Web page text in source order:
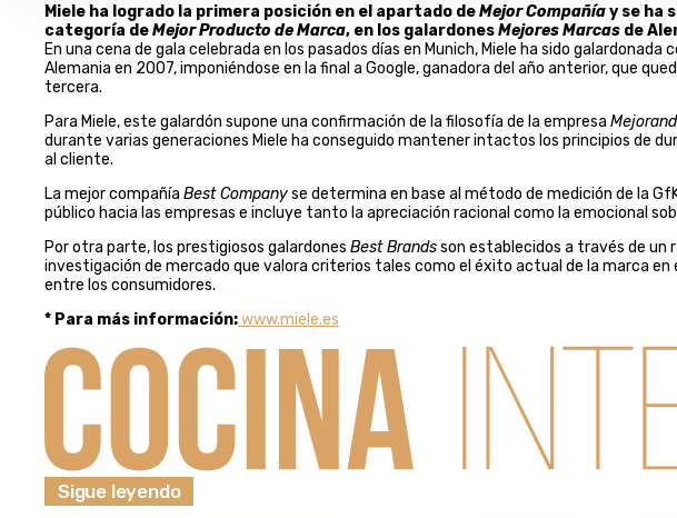
Miele ha logrado la primera posición en el apartado deMejor Compañíay se ha
categoría deMejor Producto de Marca, en los galardonesMejores Marcas de
En una cena de gala celebrada en los pasados días en Munich, Miele ha sido
Alemania en 2007, imponiéndose en la final a Google, ganadora del año anterior, que
tercera.
Para Miele, este galardón supone una confirmación de la filosofía de la empresa
durante varias generaciones Miele ha conseguido mantener intactos los principios de
al cliente.
La mejor compañía Best Companyse determina en base al método de medición de la
público hacia las empresas e incluye tanto la apreciación racional como la emocional
Por otra parte, los prestigiosos galardones Best Brandsson establecidos a través de un
investigación de mercado que valora criterios tales como el éxito actual de la marca
entre los consumidores.
* Para más información:www.miele.es
Sigue leyendo